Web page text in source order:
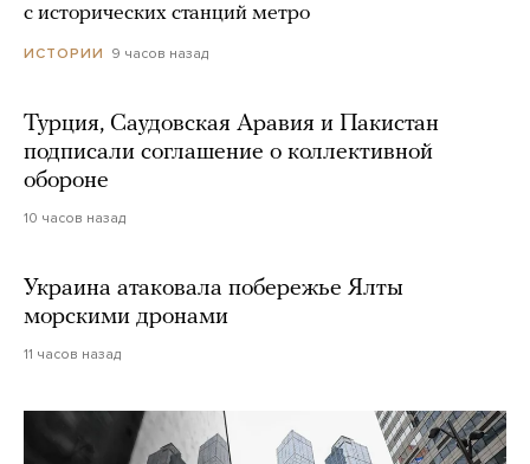
с исторических станций метро
ИСТОРИИ 9 часов назад
Турция, Саудовская Аравия и Пакистан
подписали соглашение о коллективной
обороне
10 часов назад
Украина атаковала побережье Ялты
морскими дронами
11 часов назад